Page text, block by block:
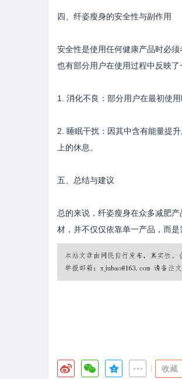
四、纤姿瘦身的安全性与副作用
安全性是使用任何健康产品时必
也有部分用户在使用过程中反映了
1. 消化不良：部分用户在最初使
2. 睡眠干扰：因其中含有能量提
上的休息。
五、总结与建议
总的来说，纤姿瘦身在众多减肥
材，并不仅仅依靠单一产品，而
收藏